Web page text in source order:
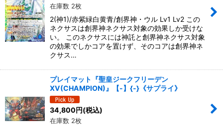
在庫数 2枚
2(神1)/赤紫緑白黄青/創界神・ウル Lv1 Lv2 この
ネクサスは創界神ネクサス対象の効果しか受けな
い。 このネクサスには神託と創界神ネクサス対象
の効果でしかコアを置けず、そのコアは創界神ネ
クサス…
プレイマット『聖皇ジークフリーデン
XV(CHAMPION)』【-】{-}《サプライ》
34,800円(税込)
在庫数 2枚